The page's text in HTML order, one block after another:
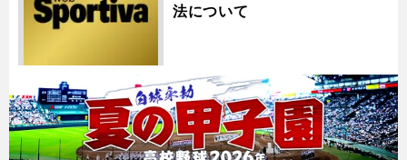
法について